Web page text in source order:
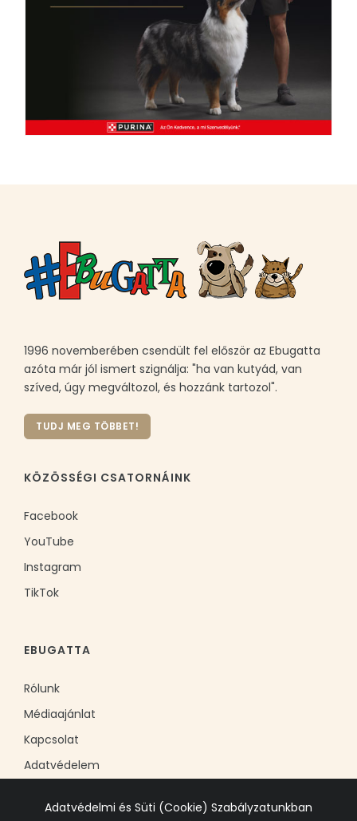
Adatvédelmi és Süti (Cookie) Szabályzatunkban
1996 novemberében csendült fel először az Ebugatta
azóta már jól ismert szignálja: "ha van kutyád, van
szíved, úgy megváltozol, és hozzánk tartozol".
TUDJ MEG TÖBBET!
KÖZÖSSÉGI CSATORNÁINK
Facebook
YouTube
Instagram
TikTok
EBUGATTA
Rólunk
Médiaajánlat
Kapcsolat
Adatvédelem